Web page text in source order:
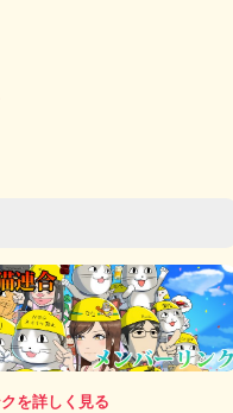
を詳しく見る